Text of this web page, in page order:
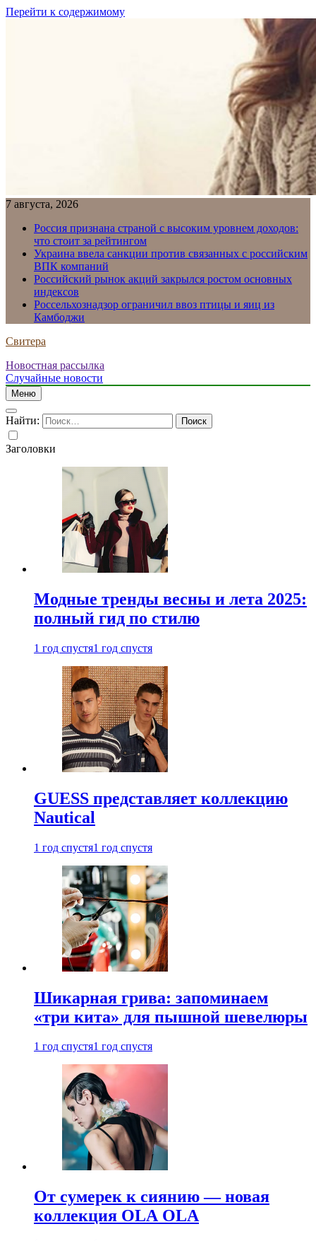
Перейти к содержимому
7 августа, 2026
Россия признана страной с высоким уровнем доходов:
что стоит за рейтингом
Украина ввела санкции против связанных с российским
ВПК компаний
Российский рынок акций закрылся ростом основных
индексов
Россельхознадзор ограничил ввоз птицы и яиц из
Камбоджи
Свитера
Новостная рассылка
Случайные новости
Меню
Найти:
Заголовки
Модные тренды весны и лета 2025:
полный гид по стилю
1 год спустя1 год спустя
GUESS представляет коллекцию
Nautical
1 год спустя1 год спустя
Шикарная грива: запоминаем
«три кита» для пышной шевелюры
1 год спустя1 год спустя
От сумерек к сиянию — новая
коллекция OLA OLA